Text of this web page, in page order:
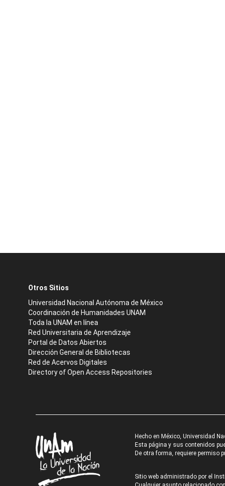
Otros Sitios
Universidad Nacional Autónoma de México
Coordinación de Humanidades UNAM
Toda la UNAM en línea
Red Universitaria de Aprendizaje
Portal de Datos Abiertos
Dirección General de Bibliotecas
Red de Acervos Digitales
Directory of Open Access Repositories
Hecho en México, Universidad
Esta página y sus contenidos
De otra forma, requiere permiso
Sitio web administrado por el